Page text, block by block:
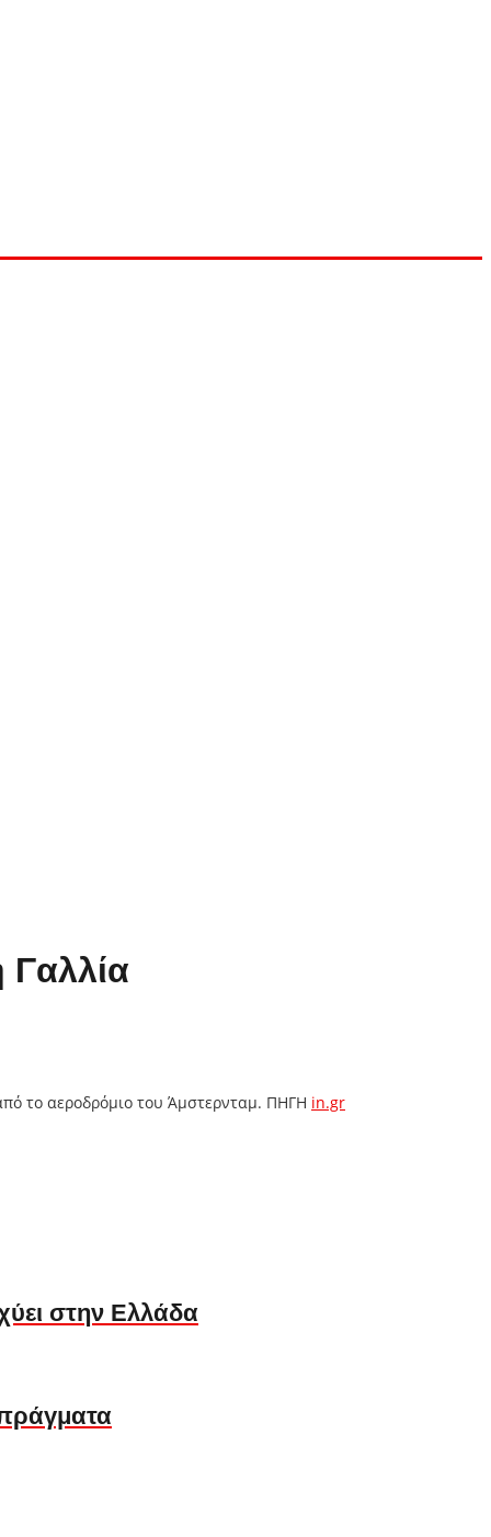
Γαλλία
το αεροδρόμιο του Άμστερνταμ. ΠΗΓΗ in.gr
στην Ελλάδα